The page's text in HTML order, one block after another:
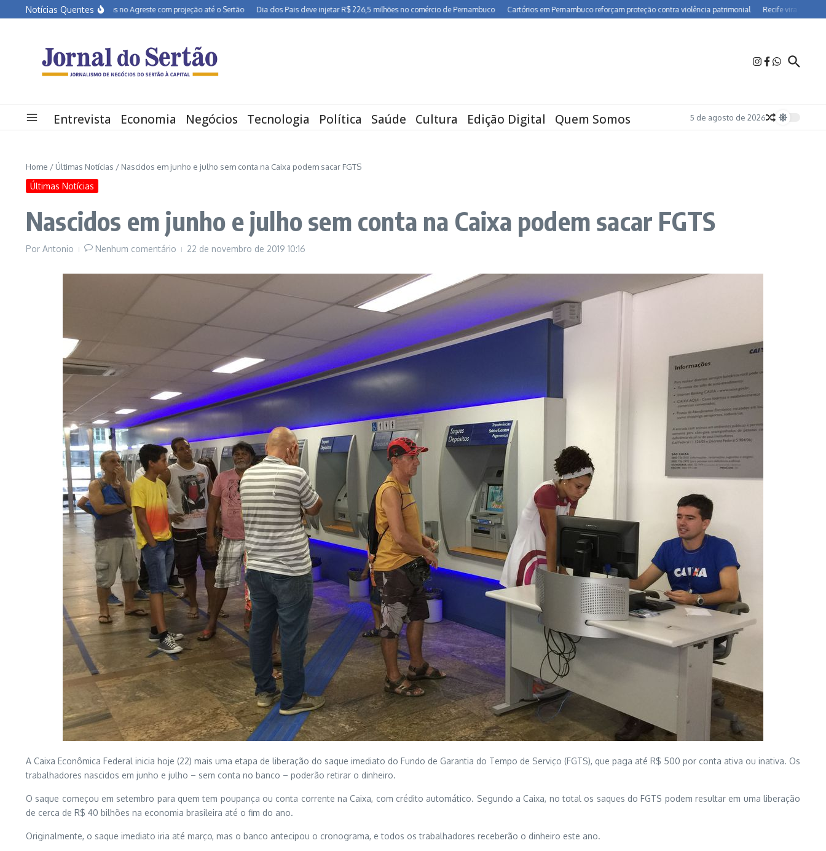
Ir para o conteúdo
Notícias Quentes
BR-232 entra em obras no Agreste com projeção até o Sertão Dia dos Pais deve injetar R$ 226,5 milhões no comércio de Pernambuco Cartórios em Pernambuco reforçam proteção contra violência patrimonial Recife vira polo de
Entrevista Economia Negócios Tecnologia Política Saúde Cultura Edição Digital Quem Somos 5 de agosto de 2026
Home / Últimas Notícias / Nascidos em junho e julho sem conta na Caixa podem sacar FGTS
Últimas Notícias
Nascidos em junho e julho sem conta na Caixa podem sacar FGTS
Por Antonio Nenhum comentário 22 de novembro de 2019 10:16
A Caixa Econômica Federal inicia hoje (22) mais uma etapa de liberação do saque imediato do Fundo de Garantia do Tempo de Serviço (FGTS), que paga até R$ 500 por conta ativa ou inativa. Os
trabalhadores nascidos em junho e julho – sem conta no banco – poderão retirar o dinheiro.
O saque começou em setembro para quem tem poupança ou conta corrente na Caixa, com crédito automático. Segundo a Caixa, no total os saques do FGTS podem resultar em uma liberação
de cerca de R$ 40 bilhões na economia brasileira até o fim do ano.
Originalmente, o saque imediato iria até março, mas o banco antecipou o cronograma, e todos os trabalhadores receberão o dinheiro este ano.